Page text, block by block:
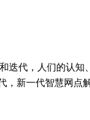
迭代，人们的认
新一代智慧网点